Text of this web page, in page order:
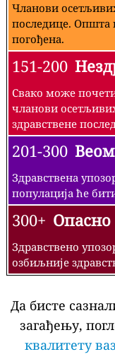
Чланови
последице. Општа
погођена.
151-200
Свако може почети
чланови
здравствене
201-300
Здравствена
популација ће
300+ Опасно
Здравствено
озбиљније
Да бисте
загађењу,
квалитету